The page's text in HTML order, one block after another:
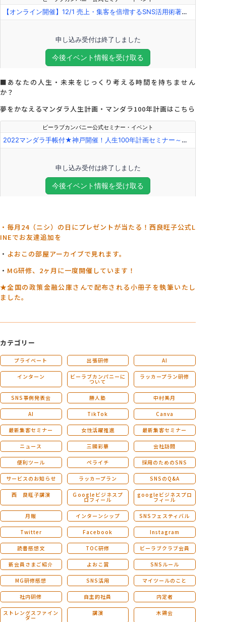
■あなたの人生・未来をじっくり考える時間を持ちません
か？
夢をかなえるマンダラ人生計画・マンダラ100年計画はこちら
・毎月24（ニシ）の日にプレゼントが当たる！西良旺子公式L
INEでお友達追加を
・ よおこの部屋アーカイブで見れます。
・ MG研修、2ヶ月に一度開催しています！
★全国の政策金融公庫さんで配布される小冊子を執筆いたし
ました。
カテゴリー
プライベート 出張研修 AI
インターン ビーラブカンパニーに
ついて
ラッカープラン研修
SNS事例発表会 勝人塾 中村美月
AI TikTok Canva
最新集客セミナー 女性活躍推進 最新集客セミナー
ニュース 三國彩華 会社訪問
便利ツール ペライチ 採用のためのSNS
サービスのお知らせ ラッカープラン SNSのQ&A
西 良旺子講演 Ｇoogleビジネスプ
ロフィール
googleビジネスプロ
フィール
月報 インターンシップ SNSフェスティバル
Twitter Facebook Instagram
読書感想文 TOC研修 ビーラブクラブ会員
新会員さまご紹介 よおこ賞 SNSルール
MG研修感想 SNS活用 マイツールのこと
社内研修 自主的社員 内定者
ストレングスファイン
ダー
講演 木鶏会